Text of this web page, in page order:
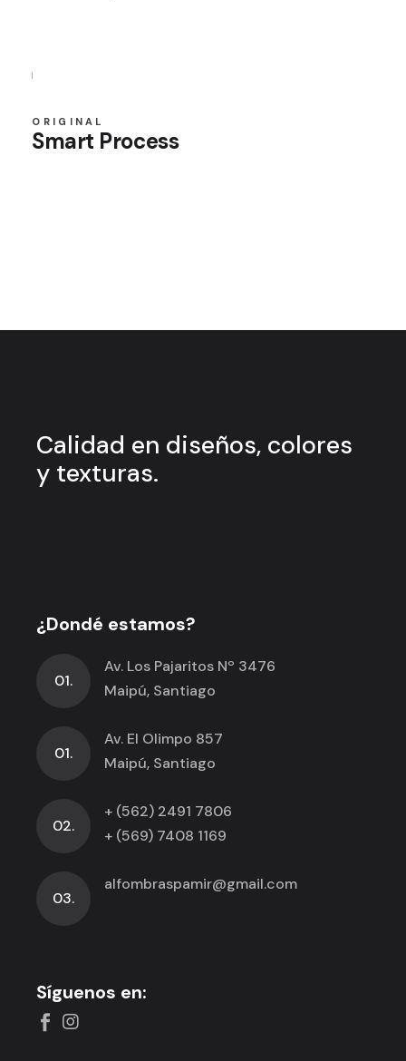
ORIGINAL
Smart Process
Calidad en diseños, colores
y texturas.
¿Dondé estamos?
01.
Av. Los Pajaritos Nº 3476
Maipú, Santiago
01.
Av. El Olimpo 857
Maipú, Santiago
02.
+ (562) 2491 7806
+ (569) 7408 1169
03.
alfombraspamir@gmail.com
Síguenos en: